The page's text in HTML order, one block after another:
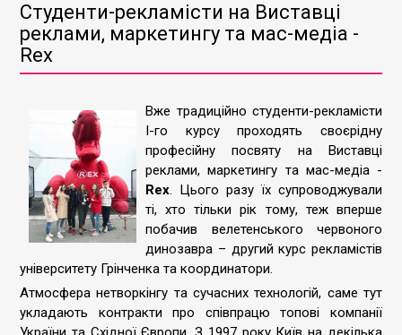
Студенти-рекламісти на Виставці
реклами, маркетингу та мас-медіа -
Rex
Вже традиційно студенти-рекламісти
I-го курсу проходять своєрідну
професійну посвяту на Виставці
реклами, маркетингу та мас-медіа -
Rex. Цього разу їх супроводжували
ті, хто тільки рік тому, теж вперше
побачив велетенського червоного
динозавра – другий курс рекламістів
університету Грінченка та координатори.
Атмосфера нетворкінгу та сучасних технологій, саме тут
укладають контракти про співпрацю топові компанії